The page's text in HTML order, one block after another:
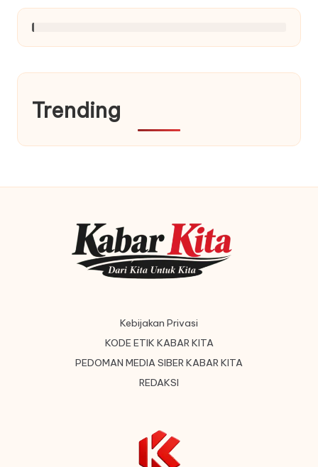
Trending
Kebijakan Privasi
KODE ETIK KABAR KITA
PEDOMAN MEDIA SIBER KABAR KITA
REDAKSI